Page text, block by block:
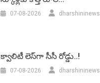
07-08-2026 dharshininews
క్వాలిటీ లెస్‌గా సీసీ రోడ్డు..!
07-08-2026 dharshininews